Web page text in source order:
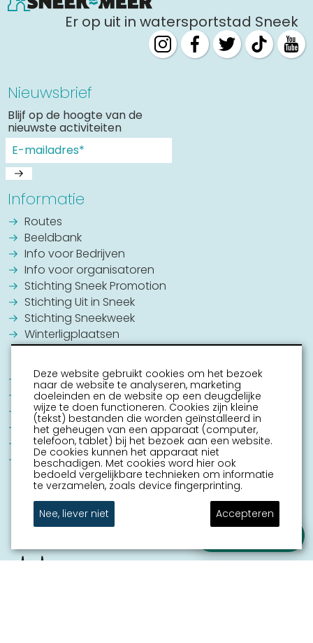
Er op uit in watersportstad Sneek
Nieuwsbrief
Blijf op de hoogte van de
nieuwste activiteiten
Informatie
Routes
Beeldbank
Info voor Bedrijven
Info voor organisatoren
Stichting Sneek Promotion
Stichting Uit in Sneek
Stichting Sneekweek
Winterligplaatsen
Jouw Sneek
Commissie Grachtenconcert
Oranje Vereniging Sneek
EHBO Hulpverlening Sneek
Contact
Vrijwilligers vacatures
Deze website gebruikt cookies om het bezoek
naar de website te analyseren, marketing
doeleinden en de website op een deugdelijke
wijze te doen functioneren. Cookies zijn kleine
(tekst) bestanden die worden geïnstalleerd in
het geheugen van een apparaat (computer,
telefoon, tablet) bij het bezoek aan een website.
De cookies kunnen het apparaat niet
beschadigen. Met cookies word hier ook
bedoeld vergelijkbare technieken om informatie
te verzamelen, zoals device fingerprinting.
Nee, liever niet
Accepteren